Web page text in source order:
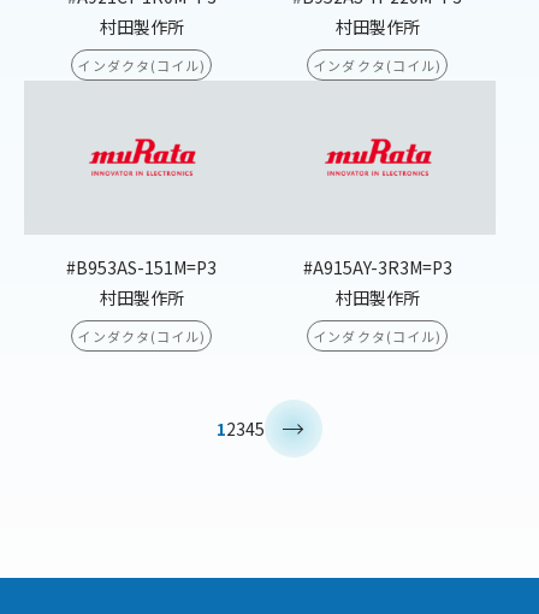
村田製作所
インダクタ(コイル)
村田製作所
インダクタ(コイル)
#B953AS-151M=P3
村田製作所
インダクタ(コイル)
#A915AY-3R3M=P3
村田製作所
インダクタ(コイル)
12345